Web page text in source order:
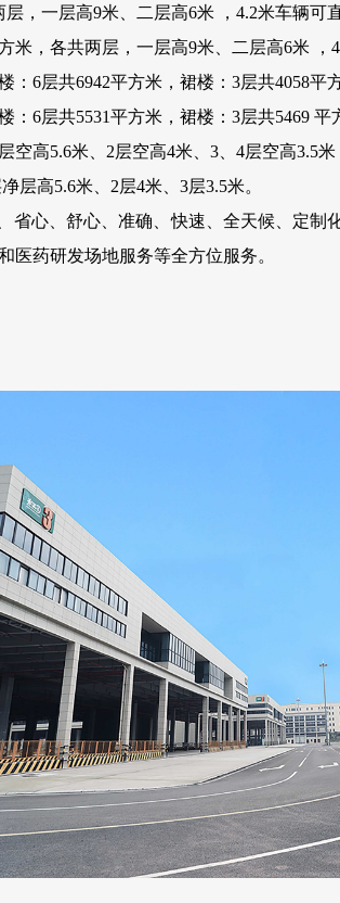
一层高9米、二层高6米 ，4.2米车辆可直
，各共两层，一层高9米、二层高6米 ，
层共6942平方米，裙楼：3层共4058平
层共5531平方米，裙楼：3层共5469 平
高5.6米、2层空高4米、3、4层空高3.5米
高5.6米、2层4米、3层3.5米。
心、舒心、准确、快速、全天候、定制
医药研发场地服务等全方位服务。